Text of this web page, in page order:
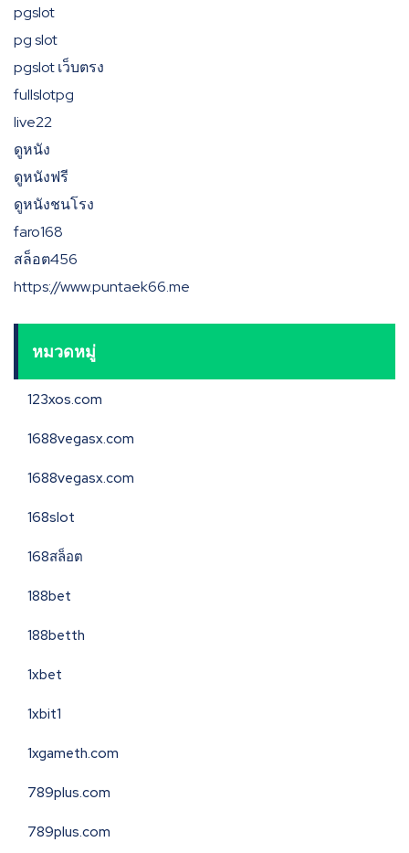
pgslot
pg slot
pgslot เว็บตรง
fullslotpg
live22
ดูหนัง
ดูหนังฟรี
ดูหนังชนโรง
faro168
สล็อต456
https://www.puntaek66.me
หมวดหมู่
123xos.com
1688vegasx.com
1688vegasx.com
168slot
168สล็อต
188bet
188betth
1xbet
1xbit1
1xgameth.com
789plus.com
789plus.com